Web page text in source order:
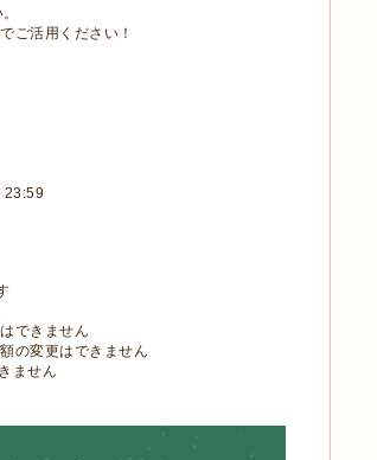
ご活用ください！
23:59
できません
の変更はできません
ません